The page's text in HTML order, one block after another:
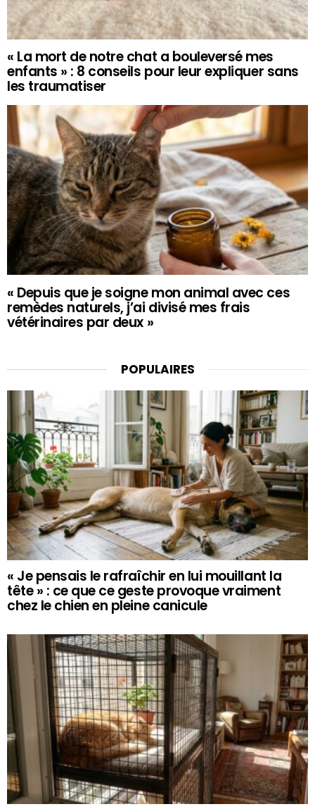
« La mort de notre chat a bouleversé mes
enfants » : 8 conseils pour leur expliquer sans
les traumatiser
« Depuis que je soigne mon animal avec ces
remèdes naturels, j’ai divisé mes frais
vétérinaires par deux »
POPULAIRES
« Je pensais le rafraîchir en lui mouillant la
tête » : ce que ce geste provoque vraiment
chez le chien en pleine canicule